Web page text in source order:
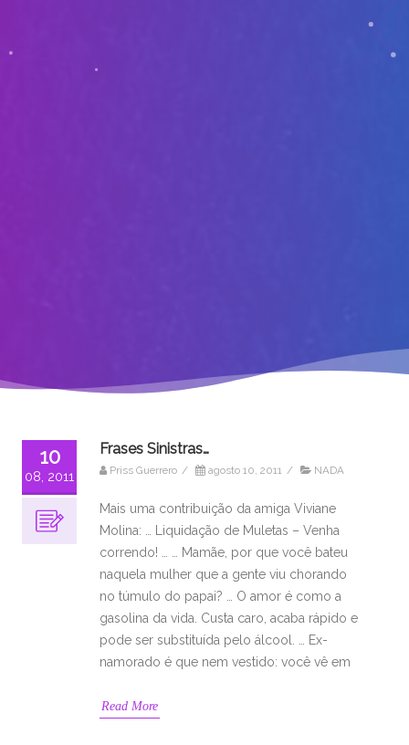
10
08, 2011
Frases Sinistras…
Priss Guerrero / agosto 10, 2011 / NADA
Mais uma contribuição da amiga Viviane
Molina: … Liquidação de Muletas – Venha
correndo! … … Mamãe, por que você bateu
naquela mulher que a gente viu chorando
no túmulo do papai? … O amor é como a
gasolina da vida. Custa caro, acaba rápido e
pode ser substituída pelo álcool. … Ex-
namorado é que nem vestido: você vê em
Read More